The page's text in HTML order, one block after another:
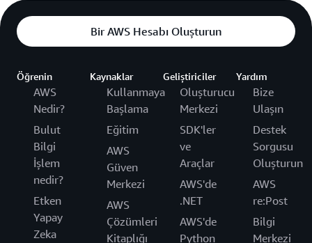
Bir AWS Hesabı Oluşturun
Öğrenin
AWS
Nedir?
Bulut
Bilgi
İşlem
nedir?
Etken
Yapay
Zeka
Kaynaklar
Kullanmaya
Başlama
Eğitim
AWS
Güven
Merkezi
AWS
Çözümleri
Kitaplığı
Geliştiriciler
Oluşturucu
Merkezi
SDK'ler
ve
Araçlar
AWS'de
.NET
AWS'de
Python
Yardım
Bize
Ulaşın
Destek
Sorgusu
Oluşturun
AWS
re:Post
Bilgi
Merkezi